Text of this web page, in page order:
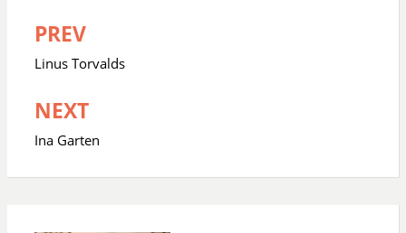
Navegación
de
PREV
Linus Torvalds
NEXT
Ina Garten